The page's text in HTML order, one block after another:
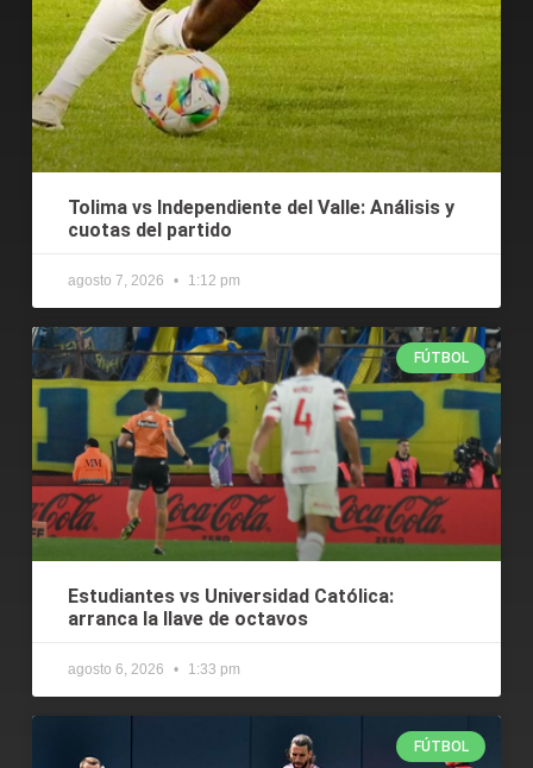
Tolima vs Independiente del Valle: Análisis y
cuotas del partido
agosto 7, 2026 1:12 pm
FÚTBOL
Estudiantes vs Universidad Católica:
arranca la llave de octavos
agosto 6, 2026 1:33 pm
FÚTBOL